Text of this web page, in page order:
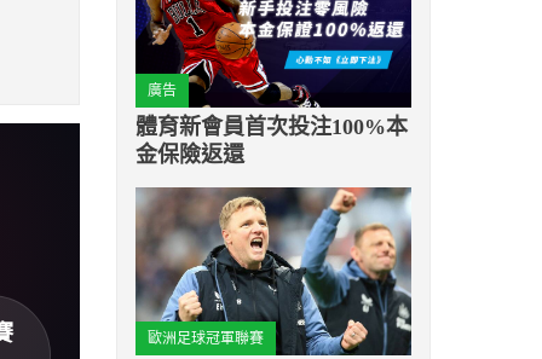
廣告
體育新會員首次投注100%本
金保險返還
歐洲足球冠軍聯賽